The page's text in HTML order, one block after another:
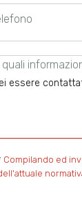
quali
Compilando ed